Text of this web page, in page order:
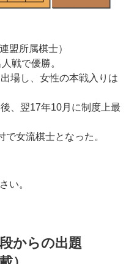
盟所属棋士）
戦で優勝。
場し、女性の本戦入りは
、翌17年10月に制度上最
女流棋士となった。
い。
からの出題